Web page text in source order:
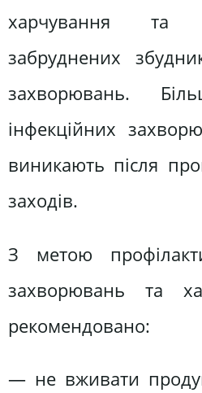
харчування та
забруднених
захворювань.
інфекційних
виникають після
заходів.
З метою
захворювань та
рекомендовано:
— не вживати